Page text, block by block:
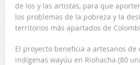
de los y las artistas, para que
los problemas de la pobreza y la
territorios más apartados de
El proyecto beneficia a artesanos de
indígenas wayúu en Riohacha (80